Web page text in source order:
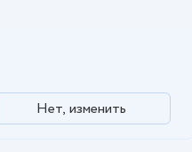
Нет, изменить